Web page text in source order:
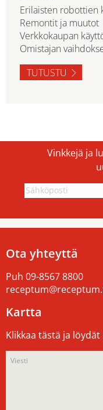
Erilaisten robottien
Remontit ja muutot
Verkkokaupan
Omistajan
TUTUSTU
Vinkkejä ja
Ota yhteyttä
Puh 09-8567 8800
Kartta
Klikkaa tästä ja